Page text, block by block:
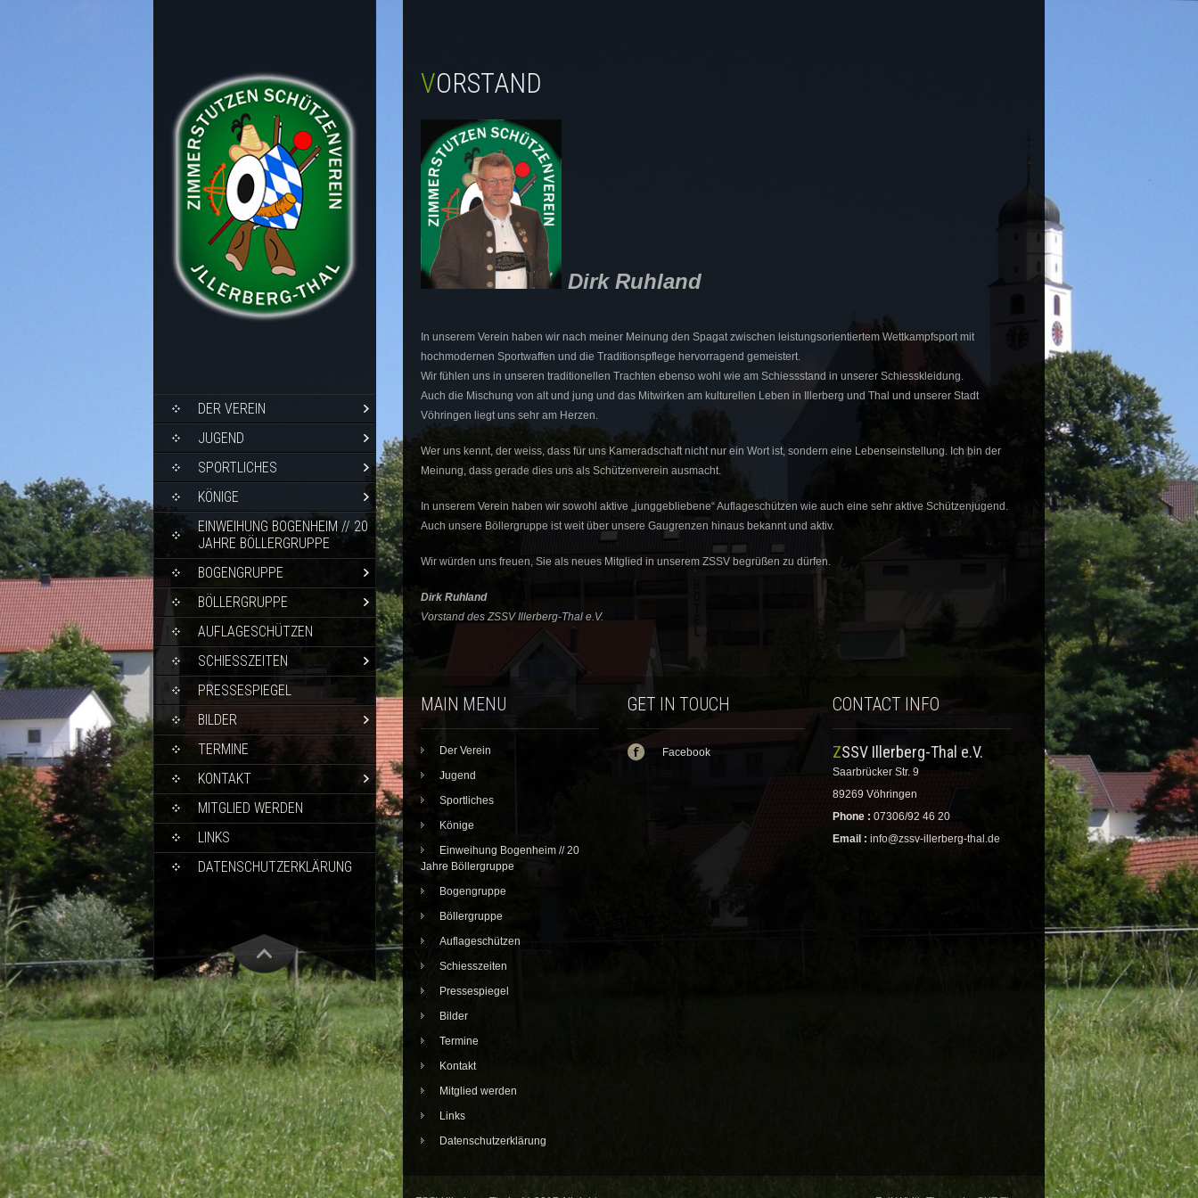
DER VEREIN
JUGEND
SPORTLICHES
KÖNIGE
EINWEIHUNG BOGENHEIM // 20
JAHRE BÖLLERGRUPPE
BOGENGRUPPE
BÖLLERGRUPPE
AUFLAGESCHÜTZEN
SCHIESSZEITEN
PRESSESPIEGEL
BILDER
TERMINE
KONTAKT
MITGLIED WERDEN
LINKS
DATENSCHUTZERKLÄRUNG
VORSTAND
Dirk Ruhland
In unserem Verein haben wir nach meiner Meinung den Spagat zwischen leistungsorientiertem Wettkampfsport mit
hochmodernen Sportwaffen und die Traditionspflege hervorragend gemeistert.
Wir fühlen uns in unseren traditionellen Trachten ebenso wohl wie am Schiessstand in unserer Schiesskleidung.
Auch die Mischung von alt und jung und das Mitwirken am kulturellen Leben in Illerberg und Thal und unserer Stadt
Vöhringen liegt uns sehr am Herzen.
Wer uns kennt, der weiss, dass für uns Kameradschaft nicht nur ein Wort ist, sondern eine Lebenseinstellung. Ich bin der
Meinung, dass gerade dies uns als Schützenverein ausmacht.
In unserem Verein haben wir sowohl aktive „junggebliebene“ Auflageschützen wie auch eine sehr aktive Schützenjugend.
Auch unsere Böllergruppe ist weit über unsere Gaugrenzen hinaus bekannt und aktiv.
Wir würden uns freuen, Sie als neues Mitglied in unserem ZSSV begrüßen zu dürfen.
Dirk Ruhland
Vorstand des ZSSV Illerberg-Thal e.V.
MAIN MENU
Der Verein
Jugend
Sportliches
Könige
Einweihung Bogenheim // 20
Jahre Böllergruppe
Bogengruppe
Böllergruppe
Auflageschützen
Schiesszeiten
Pressespiegel
Bilder
Termine
Kontakt
Mitglied werden
Links
Datenschutzerklärung
GET IN TOUCH
Facebook
CONTACT INFO
ZSSV Illerberg-Thal e.V.
Saarbrücker Str. 9
89269 Vöhringen
Phone : 07306/92 46 20
Email : info@zssv-illerberg-thal.de